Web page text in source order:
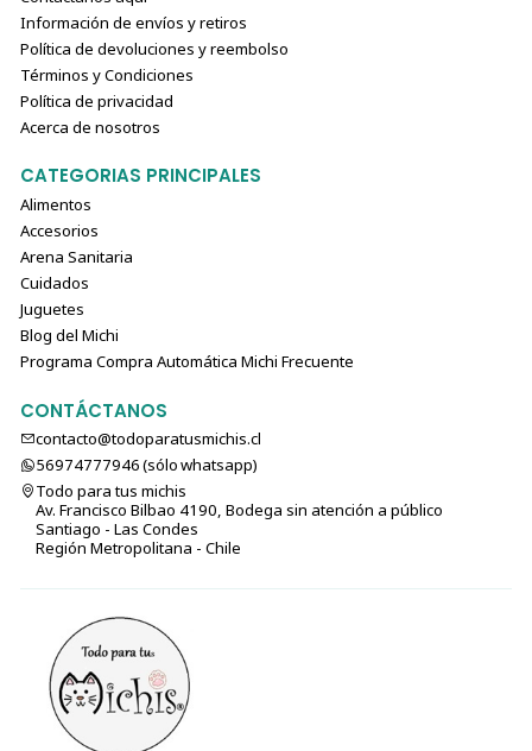
Información de envíos y retiros
Política de devoluciones y reembolso
Términos y Condiciones
Política de privacidad
Acerca de nosotros
CATEGORIAS PRINCIPALES
Alimentos
Accesorios
Arena Sanitaria
Cuidados
Juguetes
Blog del Michi
Programa Compra Automática Michi Frecuente
CONTÁCTANOS
contacto@todoparatusmichis.cl
56974777946 (sólo⁣⁣⁣⁣⁣​​​​​​​​​​​​​​​ whatsapp)
Todo para tus michis
Av. Francisco Bilbao 4190, Bodega sin atención a público
Santiago - Las Condes
Región Metropolitana - Chile